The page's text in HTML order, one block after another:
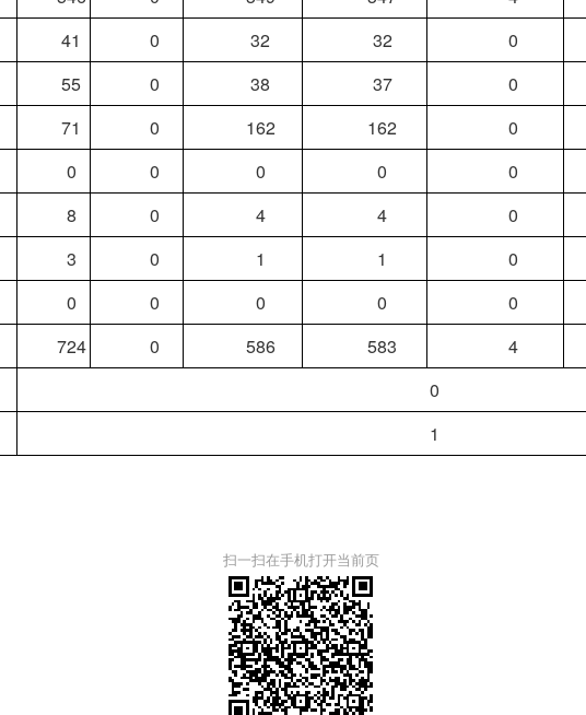
41 0 32 32 0
55 0 38 37 0
71 0 162 162 0
0 0 0 0 0
8 0 4 4 0
3 0 1 1 0
0 0 0 0 0
724 0 586 583 4
0
1
扫一扫在手机打开当前页